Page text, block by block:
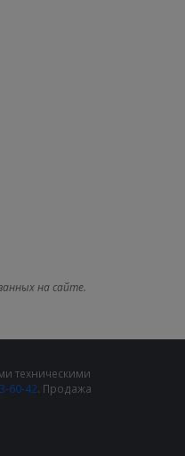
на сайте.
техническими
60-42. Продажа